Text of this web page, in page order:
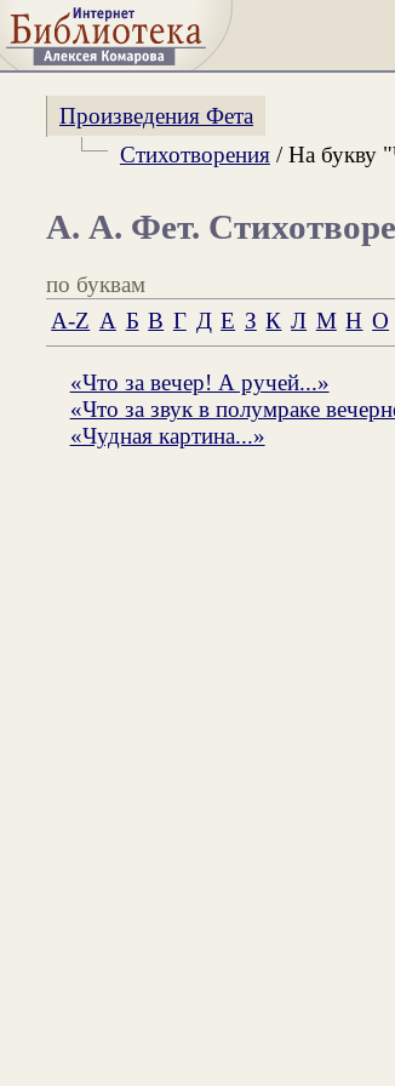
Произведения Фета
Стихотворения/ На букву
А. А. Фет.
по буквам
A-Z А Б В Г Д Е З К Л М Н О
«Что за вечер! А ручей...»
«Что за звук в полумраке
«Чудная картина...»